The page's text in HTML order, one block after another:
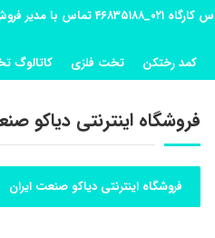
کمد رختکن تخت فلزی کاتالوگ
فروشگاه اینترنتی دیاکو
فروشگاه اینترنتی دیاکو صنعت ایران